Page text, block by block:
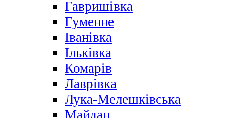
Гавришівка
Гуменне
Іванівка
Ільківка
Комарів
Лаврівка
Лука-Мелешківська